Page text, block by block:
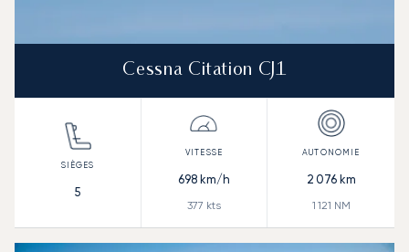
Cessna Citation CJ1
5
698km/h
377 kts
2 076km
1 121 NM